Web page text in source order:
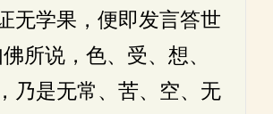
无学果，便即发言答世
所说，色、受、想、
乃是无常、苦、空、无